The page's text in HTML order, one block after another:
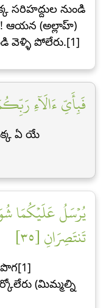
నుండి
ఆయన (అల్లాహ్)
వెళ్ళి పోలేరు.[1]
فَبِأَيِّ ءَالَآءِ
ఏ యే
يُرۡسَلُ عَلَيۡكُمَا
تَنتَصِرَانِ [٣٥]
(మిమ్మల్ని